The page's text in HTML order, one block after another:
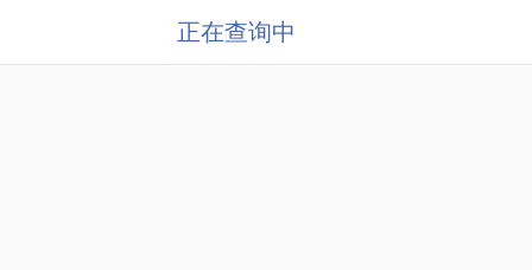
正在查询中